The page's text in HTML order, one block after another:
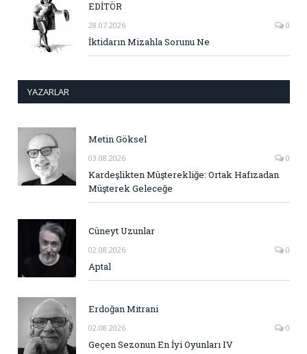
EDİTÖR
28.07.2026 0
İktidarın Mizahla Sorunu Ne
YAZARLAR
Metin Göksel
03.08.2026 0
Kardeşlikten Müşterekliğe: Ortak Hafızadan
Müşterek Geleceğe
Cüneyt Uzunlar
02.08.2026 0
Aptal
Erdoğan Mitrani
02.08.2026 0
Geçen Sezonun En İyi Oyunları IV